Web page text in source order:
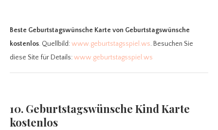
Beste Geburtstagswünsche Karte von Geburtstagswünsche
kostenlos. Quellbild:www.geburtstagsspiel.ws. Besuchen Sie
diese Site für Details:www.geburtstagsspiel.ws
10. Geburtstagswünsche Kind Karte
kostenlos